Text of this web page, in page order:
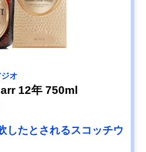
オ
12年 750ml
したとされるスコッチウ